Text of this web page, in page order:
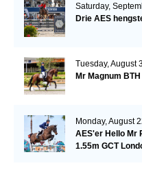
Saturday,
Drie AES
Tuesday, August
Mr Magnum
Monday, August
AES'er Hello Mr
1.55m GCT